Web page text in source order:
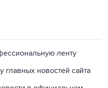
ленту
главных новостей сайта